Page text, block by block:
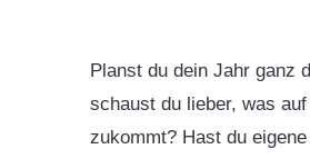
Planst du dein Jahr ganz
schaust du lieber, was
zukommt? Hast du